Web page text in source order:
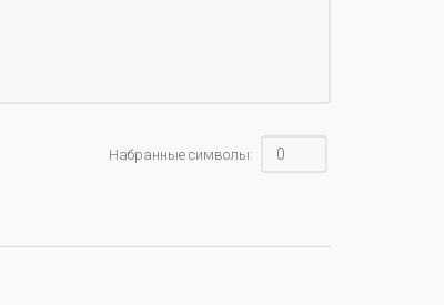
Набранные символы: